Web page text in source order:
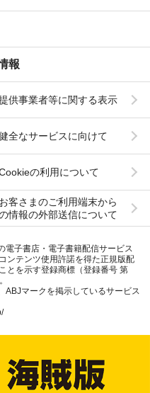
報
供事業者等に関する表示
全なサービスに向けて
の利用について
お客さまのご利用端末から
情報の外部送信について
電子書店・電子書籍配信サービス
ンテンツ使用許諾を得た正規版配
とを示す登録商標（登録番号 第
ABJマークを掲示しているサービス